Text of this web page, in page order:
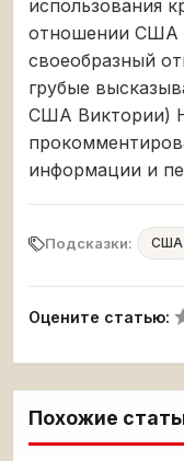
использования
отношении США
своеобразный
грубые
США Виктории)
информации и
Подсказки: США
Оцените статью:
Похожие